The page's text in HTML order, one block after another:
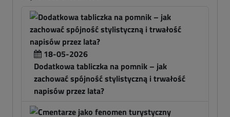
18-05-2026
Dodatkowa tabliczka na pomnik – jak
zachować spójność stylistyczną i trwałość
napisów przez lata?